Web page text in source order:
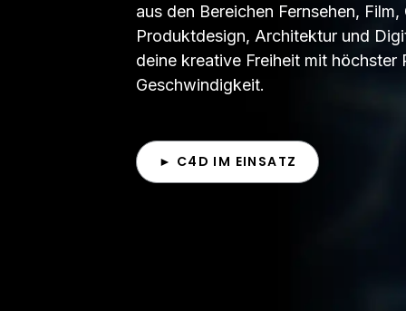
aus den Bereichen Fernsehen,
Produktdesign, Architektur und
deine kreative Freiheit mit höchster
Geschwindigkeit.
► C4D IM EINSATZ